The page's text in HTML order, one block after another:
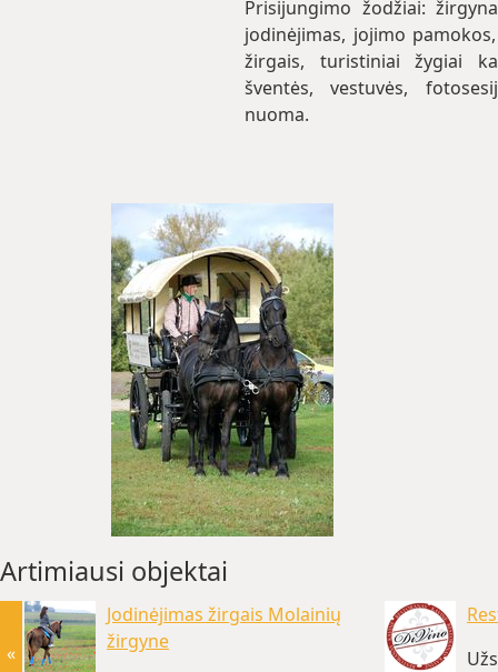
Prisijungimo žodžiai:
jodinėjimas, jojimo
žirgais, turistiniai žygiai
šventės, vestuvės,
nuoma.
Artimiausi objektai
Jodinėjimas žirgais Molainių
žirgyne
«